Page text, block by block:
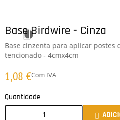
Base Birdwire - Cinza
Base cinzenta para aplicar postes
tencionado - 4cmx4cm
1,08 €Com IVA
Quantidade
